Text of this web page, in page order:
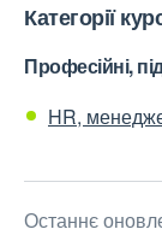
Категорії
Професійні,
HR,
Останнє